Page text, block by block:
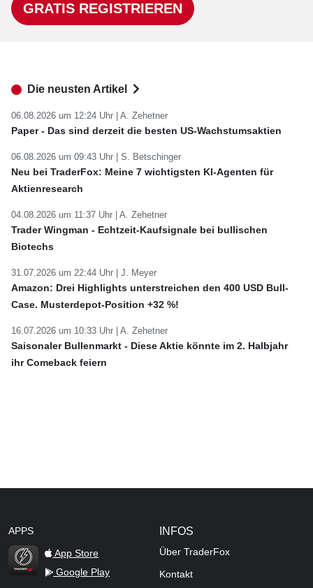
GRATIS REGISTRIEREN
Die neusten Artikel
06.08.2026 um 12:24 Uhr | A. Zehetner
Paper - Das sind derzeit die besten US-Wachstumsaktien
06.08.2026 um 09:43 Uhr | S. Betschinger
Neu bei TraderFox: Meine 7 wichtigsten KI-Agenten für
Aktienresearch
04.08.2026 um 11:37 Uhr | A. Zehetner
Trader Wingman - Echtzeit-Kaufsignale bei bullischen
Biotechs
31.07.2026 um 22:44 Uhr | J. Meyer
Amazon: Drei Highlights unterstreichen den 400 USD Bull-
Case. Musterdepot-Position +32 %!
16.07.2026 um 10:33 Uhr | A. Zehetner
Saisonaler Bullenmarkt - Diese Aktie könnte im 2. Halbjahr
ihr Comeback feiern
APPS
TraderFox Flash
App Store
Google Play
INFOS
Über TraderFox
Kontakt